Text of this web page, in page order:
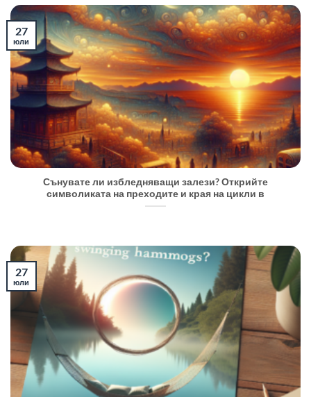
Сънувате ли избледняващи залези? Открийте
символиката на преходите и края на цикли в
27
юли
27
юли